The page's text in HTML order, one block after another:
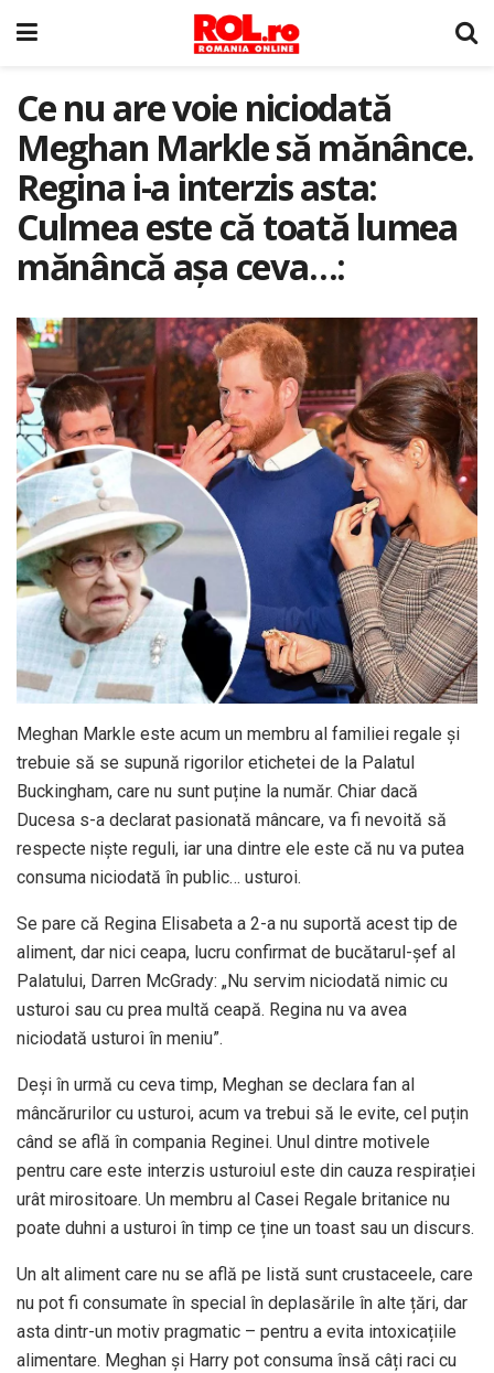
Ce nu are voie niciodată
Meghan Markle să mănânce.
Regina i-a interzis asta:
Culmea este că toată lumea
mănâncă așa ceva…:
Meghan Markle este acum un membru al familiei regale și
trebuie să se supună rigorilor etichetei de la Palatul
Buckingham, care nu sunt puține la număr. Chiar dacă
Ducesa s-a declarat pasionată mâncare, va fi nevoită să
respecte niște reguli, iar una dintre ele este că nu va putea
consuma niciodată în public… usturoi.
Se pare că Regina Elisabeta a 2-a nu suportă acest tip de
aliment, dar nici ceapa, lucru confirmat de bucătarul-șef al
Palatului, Darren McGrady: „Nu servim niciodată nimic cu
usturoi sau cu prea multă ceapă. Regina nu va avea
niciodată usturoi în meniu”.
Deși în urmă cu ceva timp, Meghan se declara fan al
mâncărurilor cu usturoi, acum va trebui să le evite, cel puțin
când se află în compania Reginei. Unul dintre motivele
pentru care este interzis usturoiul este din cauza respirației
urât mirositoare. Un membru al Casei Regale britanice nu
poate duhni a usturoi în timp ce ține un toast sau un discurs.
Un alt aliment care nu se află pe listă sunt crustaceele, care
nu pot fi consumate în special în deplasările în alte țări, dar
asta dintr-un motiv pragmatic – pentru a evita intoxicațiile
alimentare. Meghan și Harry pot consuma însă câți raci cu